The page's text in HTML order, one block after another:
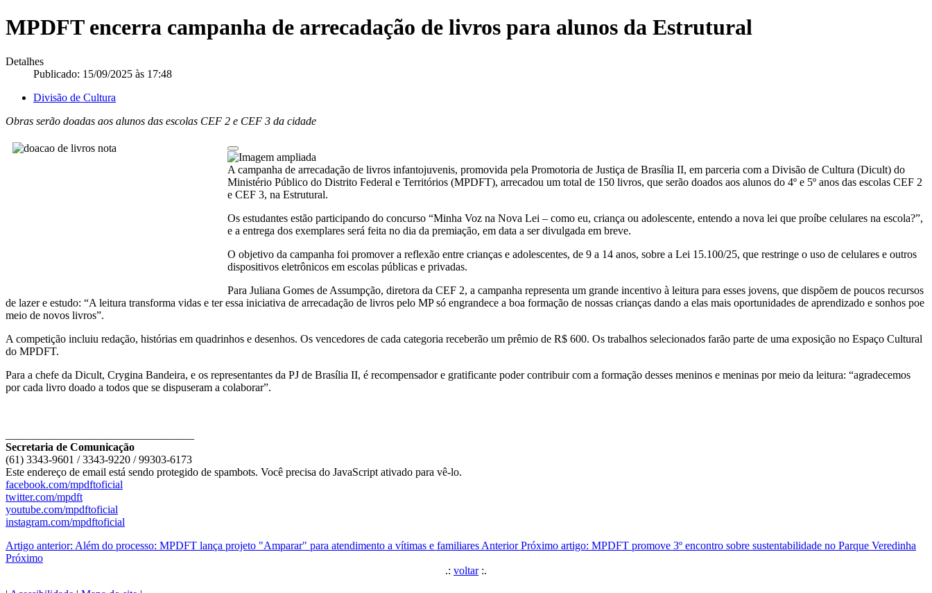
MPDFT encerra campanha de arrecadação de livros para alunos da Estrutural
Detalhes
Publicado: 15/09/2025 às 17:48
Divisão de Cultura
Obras serão doadas aos alunos das escolas CEF 2 e CEF 3 da cidade
A campanha de arrecadação de livros infantojuvenis, promovida pela Promotoria de Justiça de Brasília II, em parceria com a Divisão de Cultura (Dicult) do
Ministério Público do Distrito Federal e Territórios (MPDFT), arrecadou um total de 150 livros, que serão doados aos alunos do 4º e 5º anos das escolas CEF 2
e CEF 3, na Estrutural.
Os estudantes estão participando do concurso “Minha Voz na Nova Lei – como eu, criança ou adolescente, entendo a nova lei que proíbe celulares na escola?”,
e a entrega dos exemplares será feita no dia da premiação, em data a ser divulgada em breve.
O objetivo da campanha foi promover a reflexão entre crianças e adolescentes, de 9 a 14 anos, sobre a Lei 15.100/25, que restringe o uso de celulares e outros
dispositivos eletrônicos em escolas públicas e privadas.
Para Juliana Gomes de Assumpção, diretora da CEF 2, a campanha representa um grande incentivo à leitura para esses jovens, que dispõem de poucos recursos
de lazer e estudo: “A leitura transforma vidas e ter essa iniciativa de arrecadação de livros pelo MP só engrandece a boa formação de nossas crianças dando a elas mais oportunidades de aprendizado e sonhos poe
meio de novos livros”.
A competição incluiu redação, histórias em quadrinhos e desenhos. Os vencedores de cada categoria receberão um prêmio de R$ 600. Os trabalhos selecionados farão parte de uma exposição no Espaço Cultural
do MPDFT.
Para a chefe da Dicult, Crygina Bandeira, e os representantes da PJ de Brasília II, é recompensador e gratificante poder contribuir com a formação desses meninos e meninas por meio da leitura: “agradecemos
por cada livro doado a todos que se dispuseram a colaborar”.
Secretaria de Comunicação
(61) 3343-9601 / 3343-9220 / 99303-6173
Este endereço de email está sendo protegido de spambots. Você precisa do JavaScript ativado para vê-lo.
facebook.com/mpdftoficial
twitter.com/mpdft
youtube.com/mpdftoficial
instagram.com/mpdftoficial
Artigo anterior: Além do processo: MPDFT lança projeto "Amparar" para atendimento a vítimas e familiares Anterior Próximo artigo: MPDFT promove 3º encontro sobre sustentabilidade no Parque Veredinha
Próximo
.: voltar:.